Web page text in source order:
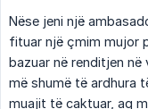
Nëse jeni një
fituar një çmim mujor
bazuar në renditjen
më shumë të ardhura
muajit të caktuar, aq